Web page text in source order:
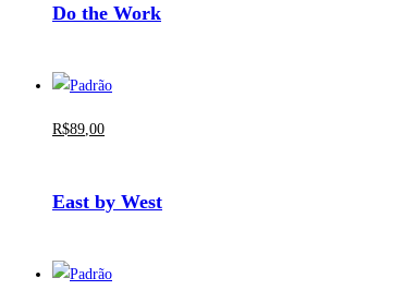
Do the Work
R$89 ,00
East by West